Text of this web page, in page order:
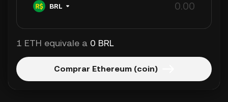
BRL
1 ETH equivale a 0 BRL
Comprar Ethereum (coin)